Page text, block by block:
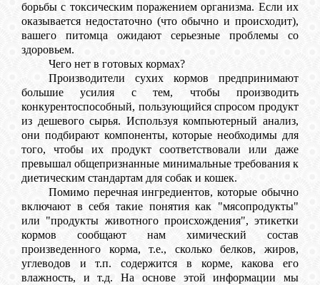
борьбы с токсическим поражением организма. Если их
оказывается недостаточно (что обычно и происходит),
вашего питомца ожидают серьезные проблемы со
здоровьем.
Чего нет в готовых кормах?
Производители сухих кормов предпринимают
большие усилия с тем, чтобы производить
конкурентоспособный, пользующийся спросом продукт
из дешевого сырья. Используя компьютерный анализ,
они подбирают компоненты, которые необходимы для
того, чтобы их продукт соответствовали или даже
превышал общепризнанные минимальные требования к
диетическим стандартам для собак и кошек.
Помимо перечная ингредиентов, которые обычно
включают в себя такие понятия как "мясопродукты"
или "продукты животного происхождения", этикетки
кормов сообщают нам химический состав
произведенного корма, т.е., сколько белков, жиров,
углеводов и т.п. содержится в корме, какова его
влажность, и т.д. На основе этой информации мы